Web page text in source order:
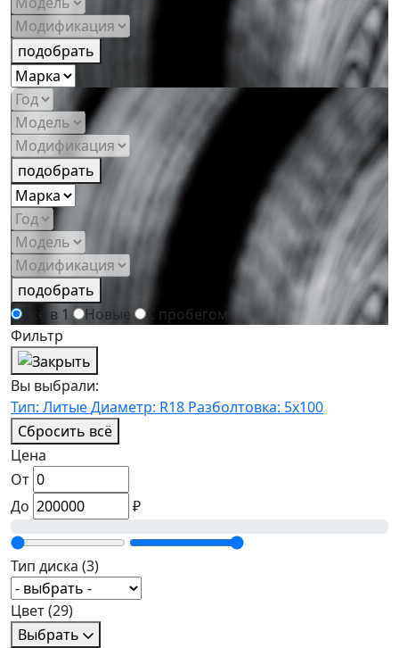
подобрать
подобрать
подобрать
Всё в 1
Новые
С пробегом
Фильтр
Вы выбрали:
Тип: ЛитыеДиаметр: R18 Разболтовка: 5x100
Сбросить всё
Цена
От
До
₽
Тип диска (3)
Цвет(29)
Выбрать